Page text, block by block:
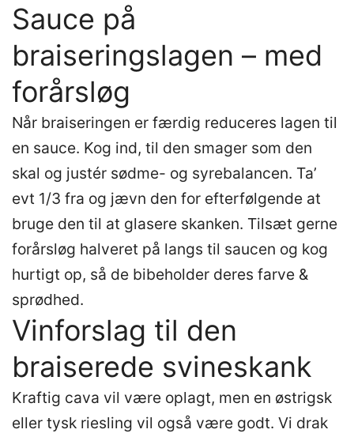
Sauce på
braiseringslagen – med
forårsløg
Når braiseringen er færdig reduceres lagen til
en sauce. Kog ind, til den smager som den
skal og justér sødme- og syrebalancen. Ta’
evt 1/3 fra og jævn den for efterfølgende at
bruge den til at glasere skanken. Tilsæt gerne
forårsløg halveret på langs til saucen og kog
hurtigt op, så de bibeholder deres farve &
sprødhed.
Vinforslag til den
braiserede svineskank
Kraftig cava vil være oplagt, men en østrigsk
eller tysk riesling vil også være godt. Vi drak